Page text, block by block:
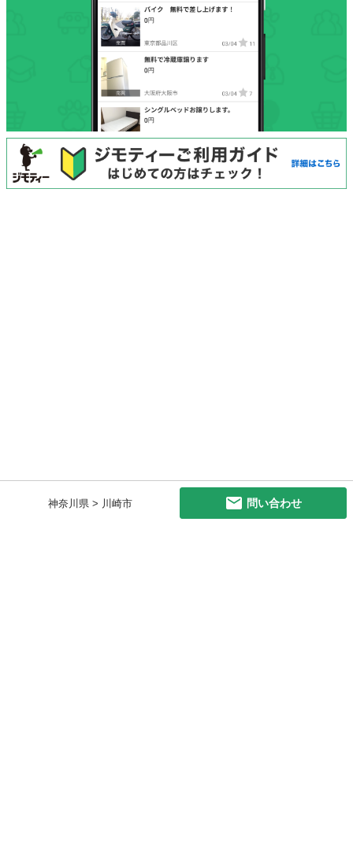
神奈川県 > 川崎市 問い合わせ